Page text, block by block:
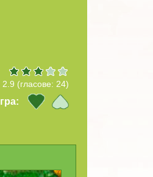
2.9 (гласове: 24)